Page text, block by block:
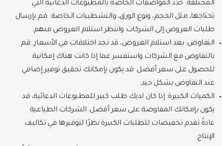
المختلفة. حدد المواصفات الخاصة بالمطبوعات الدعائية التي
تحتاجها، مثل الحجم، ونوع الورق، والتشطيبات الخاصة. قم بإرسال
طلبات العروض إلى الشركات وانتظر استلام العروض منهم.
التفاوض: بعد استلام العروض، قد تجد اختلافات في الأسعار. قم
بالتفاوض مع الشركات واستفسر عما إذا كانت هناك إمكانية
للحصول على سعر أفضل. قد يكون بإمكانك تحقيق توفير إضافي
عند التفاوض بشكل جيد.
الكميات الكبيرة: إذا كان لديك طلب كبير للمطبوعات الدعائية، قد
يكون بإمكانك المفاوضة على سعر أفضل. الشركات الطباعية
عادةً تقدم تخفيضات للطلبات الكبيرة نظرًا لتوفيرها في تكاليف
الإنتاج.